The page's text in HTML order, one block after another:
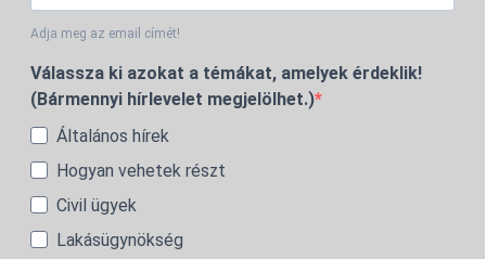
Adja meg az email címét!
Válassza ki azokat a témákat, amelyek érdeklik!
(Bármennyi hírlevelet megjelölhet.)
Általános hírek
Hogyan vehetek részt
Civil ügyek
Lakásügynökség